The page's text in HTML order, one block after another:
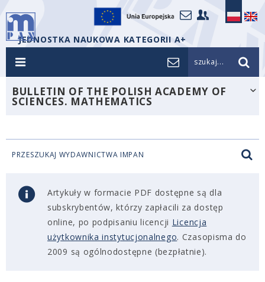
JEDNOSTKA NAUKOWA KATEGORII A+
szukaj...
BULLETIN OF THE POLISH ACADEMY OF
SCIENCES. MATHEMATICS
PRZESZUKAJ WYDAWNICTWA IMPAN
Artykuły w formacie PDF dostępne są dla
subskrybentów, którzy zapłacili za dostęp
online, po podpisaniu licencji Licencja
użytkownika instytucjonalnego. Czasopisma do
2009 są ogólnodostępne (bezpłatnie).